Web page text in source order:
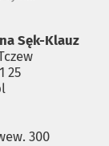
Sęk-Klauz
25
300